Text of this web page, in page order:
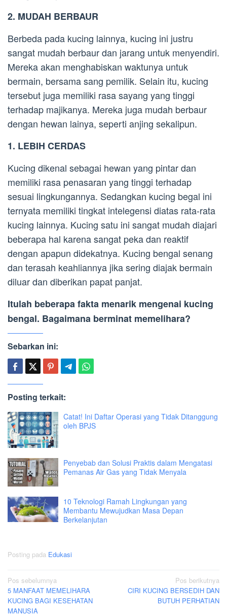
2. MUDAH BERBAUR
Berbeda pada kucing lainnya, kucing ini justru
sangat mudah berbaur dan jarang untuk menyendiri.
Mereka akan menghabiskan waktunya untuk
bermain, bersama sang pemilik. Selain itu, kucing
tersebut juga memiliki rasa sayang yang tinggi
terhadap majikanya. Mereka juga mudah berbaur
dengan hewan lainya, seperti anjing sekalipun.
1. LEBIH CERDAS
Kucing dikenal sebagai hewan yang pintar dan
memiliki rasa penasaran yang tinggi terhadap
sesuai lingkungannya. Sedangkan kucing begal ini
ternyata memiliki tingkat intelegensi diatas rata-rata
kucing lainnya. Kucing satu ini sangat mudah diajari
beberapa hal karena sangat peka dan reaktif
dengan apapun didekatnya. Kucing bengal senang
dan terasah keahliannya jika sering diajak bermain
diluar dan diberikan papat panjat.
Itulah beberapa fakta menarik mengenai kucing
bengal. Bagaimana berminat memelihara?
Sebarkan ini:
Posting terkait:
Catat! Ini Daftar Operasi yang Tidak Ditanggung
oleh BPJS
Penyebab dan Solusi Praktis dalam Mengatasi
Pemanas Air Gas yang Tidak Menyala
10 Teknologi Ramah Lingkungan yang
Membantu Mewujudkan Masa Depan
Berkelanjutan
Posting pada Edukasi
Navigasi
pos
Pos sebelumnya
5 MANFAAT MEMELIHARA
KUCING BAGI KESEHATAN
MANUSIA
Pos berikutnya
CIRI KUCING BERSEDIH DAN
BUTUH PERHATIAN